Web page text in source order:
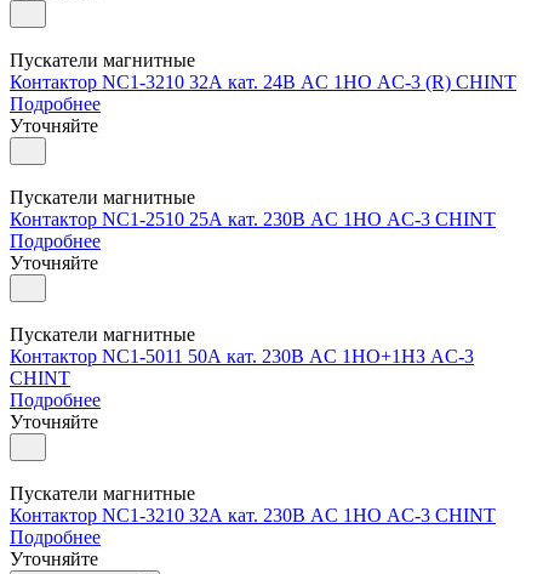
Пускатели магнитные
Контактор NC1-3210 32А кат. 24В AC 1НО AC-3 (R) CHINT
Подробнее
Уточняйте
Пускатели магнитные
Контактор NC1-2510 25А кат. 230В AC 1НО AC-3 CHINT
Подробнее
Уточняйте
Пускатели магнитные
Контактор NC1-5011 50А кат. 230В AC 1НО+1НЗ AC-3
CHINT
Подробнее
Уточняйте
Пускатели магнитные
Контактор NC1-3210 32А кат. 230В AC 1НО AC-3 CHINT
Подробнее
Уточняйте